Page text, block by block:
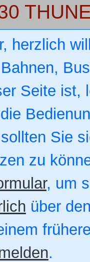
herzlich
Seite
Sie
zu
, um
über
.